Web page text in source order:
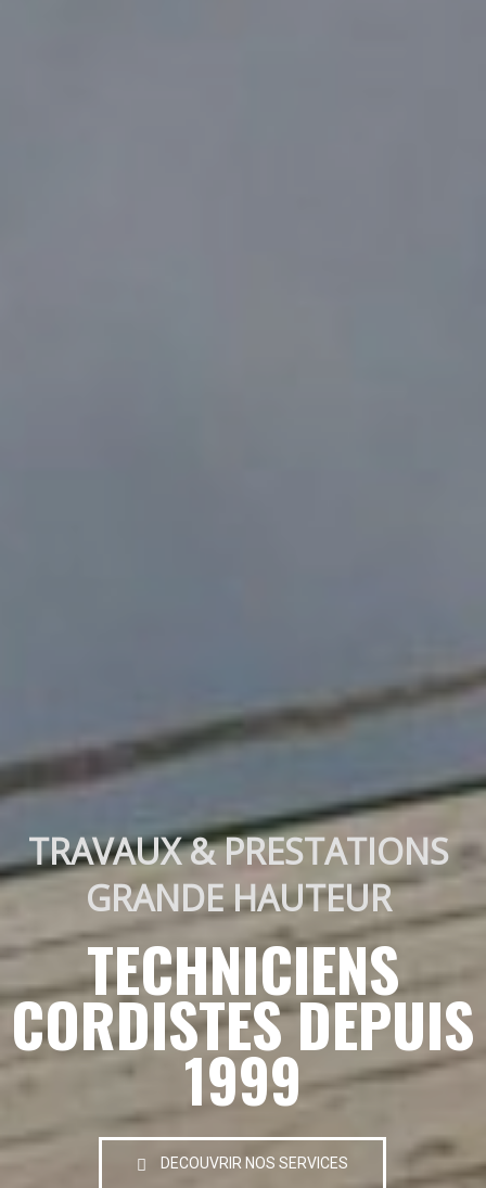
TRAVAUX & PRESTATIONS
GRANDE HAUTEUR
TECHNICIENS
CORDISTES DEPUIS
1999
DECOUVRIR NOS SERVICES